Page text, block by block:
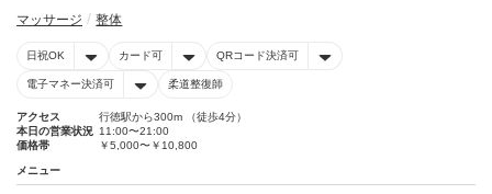
マッサージ 整体
日祝OK カード可 QRコード決済可
電子マネー決済可 柔道整復師
アクセス
行徳駅から300m （徒歩4分）
本日の営業状況 11:00〜21:00
価格帯
￥5,000〜￥10,800
メニュー